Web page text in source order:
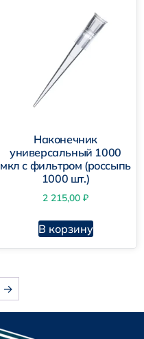
Наконечник
универсальный 1000
мкл с фильтром (россыпь
1000 шт.)
2 215,00 ₽
В корзину
→